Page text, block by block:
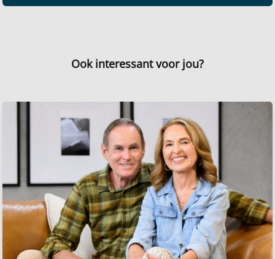
Ook interessant voor jou?